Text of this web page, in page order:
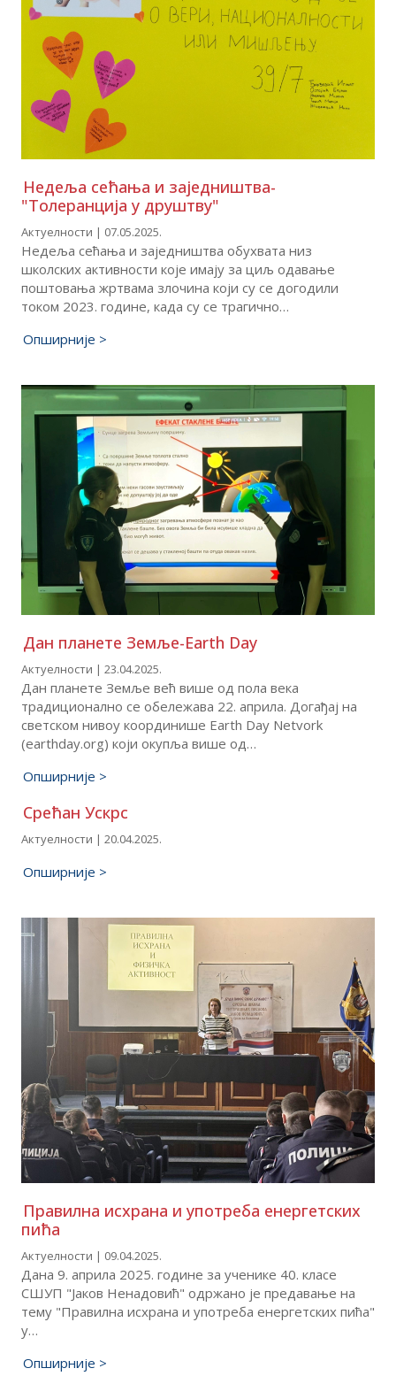
Недеља сећања и заједништва-
"Толеранција у друштву"
Актуелности | 07.05.2025.
Недеља сећања и заједништва обухвата низ
школских активности које имају за циљ одавање
поштовања жртвама злочина који су се догодили
током 2023. године, када су се трагично…
Опширније >
Дан планете Земље-Earth Day
Актуелности | 23.04.2025.
Дан планете Земље већ више од пола века
традиционално се обележава 22. априла. Догађај на
светском нивоу координише Еаrth Day Netvork
(earthday.org) који окупља више од…
Опширније >
Срећан Ускрс
Актуелности | 20.04.2025.
Опширније >
Правилна исхрана и употреба енергетских
пића
Актуелности | 09.04.2025.
Дана 9. априла 2025. године за ученике 40. класе
СШУП "Јаков Ненадовић" одржано је предавање на
тему "Правилна исхрана и употреба енергетских пића"
у…
Опширније >